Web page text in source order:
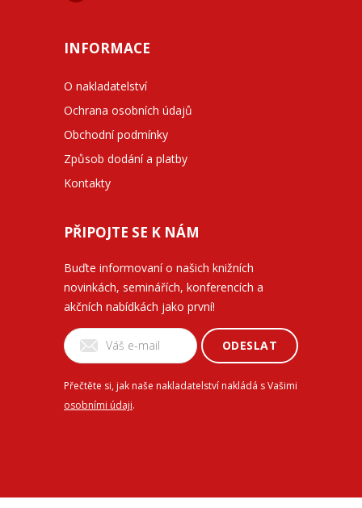
INFORMACE
O nakladatelství
Ochrana osobních údajů
Obchodní podmínky
Způsob dodání a platby
Kontakty
PŘIPOJTE SE K NÁM
Buďte informovaní o našich knižních
novinkách, seminářích, konferencích a
akčních nabídkách jako první!
ODESLAT
Přečtěte si, jak naše nakladatelství nakládá s Vašimi
osobními údaji.